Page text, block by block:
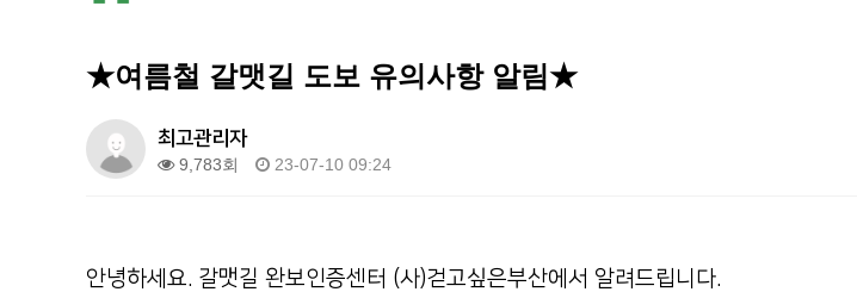
★여름철 갈맷길 도보 유의사항 알림★
최고관리자
9,783회 23-07-10 09:24
안녕하세요. 갈맷길 완보인증센터 (사)걷고싶은부산에서 알려드립니다.